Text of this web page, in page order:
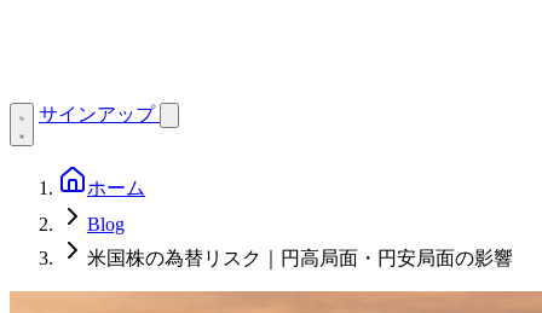
サインアップ
ホーム
Blog
米国株の為替リスク｜円高局面・円安局面の影響